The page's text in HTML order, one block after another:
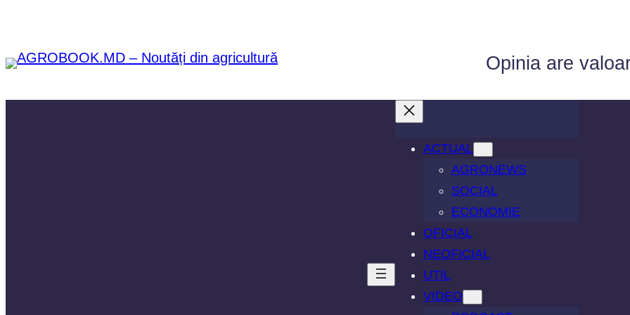
conținut
Opinia are
ACTUAL
AGRONEWS
SOCIAL
ECONOMIE
OFICIAL
NEOFICIAL
UTIL
VIDEO